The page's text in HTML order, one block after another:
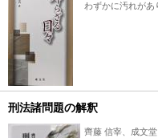
わずかに汚れがあ
刑法諸問題の解釈
齊藤 信宰、成文